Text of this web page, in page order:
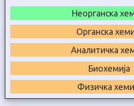
Неорганска
Органска
Аналитичка
Биохемија
Физичка